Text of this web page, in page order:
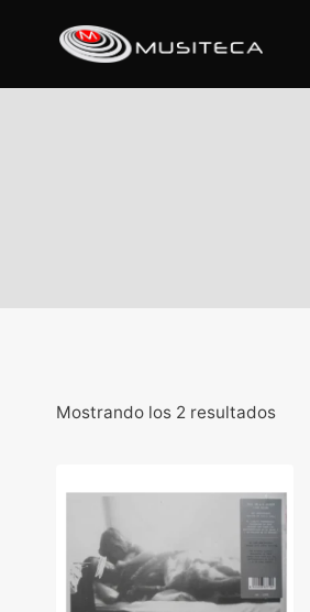
Mostrando los 2 resultados